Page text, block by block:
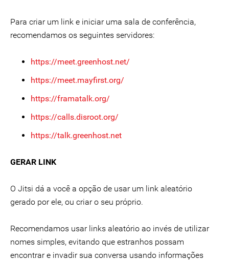
Para criar um link e iniciar uma sala de conferência,
recomendamos os seguintes servidores:
https://meet.greenhost.net/
https://meet.mayfirst.org/
https://framatalk.org/
https://calls.disroot.org/
https://talk.greenhost.net
GERAR LINK
O Jitsi dá a você a opção de usar um link aleatório
gerado por ele, ou criar o seu próprio.
Recomendamos usar links aleatório ao invés de utilizar
nomes simples, evitando que estranhos possam
encontrar e invadir sua conversa usando informações